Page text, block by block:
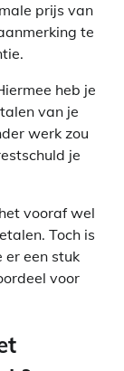
prijs van
te
heb je
van je
werk zou
je
vooraf wel
Toch is
een stuk
voor